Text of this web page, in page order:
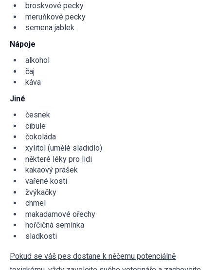
broskvové pecky
meruňkové pecky
semena jablek
Nápoje
alkohol
čaj
káva
Jiné
česnek
cibule
čokoláda
xylitol (umělé sladidlo)
některé léky pro lidi
kakaový prášek
vařené kosti
žvýkačky
chmel
makadamové ořechy
hořčičná semínka
sladkosti
Pokud se váš pes dostane k něčemu potenciálně